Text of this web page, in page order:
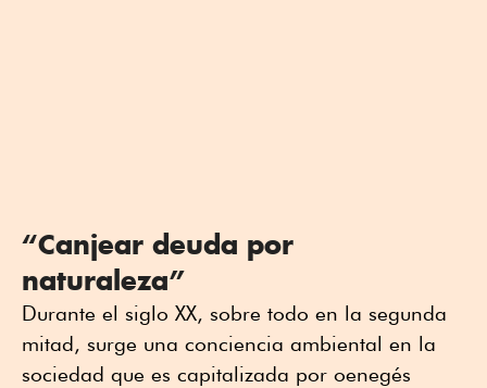
“Canjear deuda por
naturaleza”
Durante el siglo XX, sobre todo en la segunda
mitad, surge una conciencia ambiental en la
sociedad que es capitalizada por oenegés